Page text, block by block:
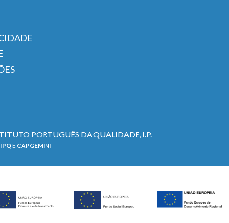
PORTUGUÊS DA QUALIDADE, I.P.
IPQE CAPGEMINI